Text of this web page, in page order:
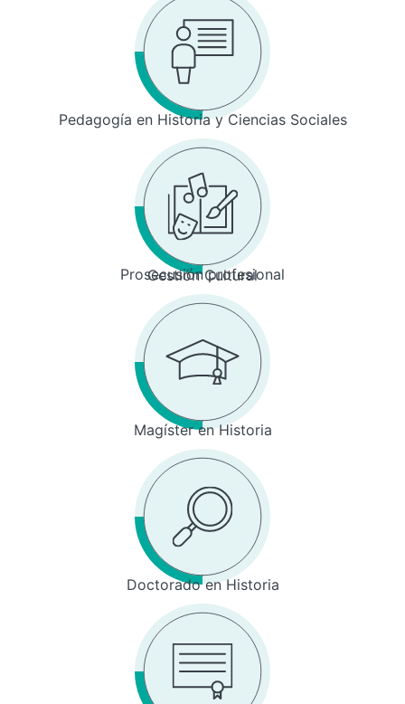
Pedagogía en Historia y Ciencias Sociales
Prosecusión profesional
Gestión Cultural
Magíster en Historia
Doctorado en Historia